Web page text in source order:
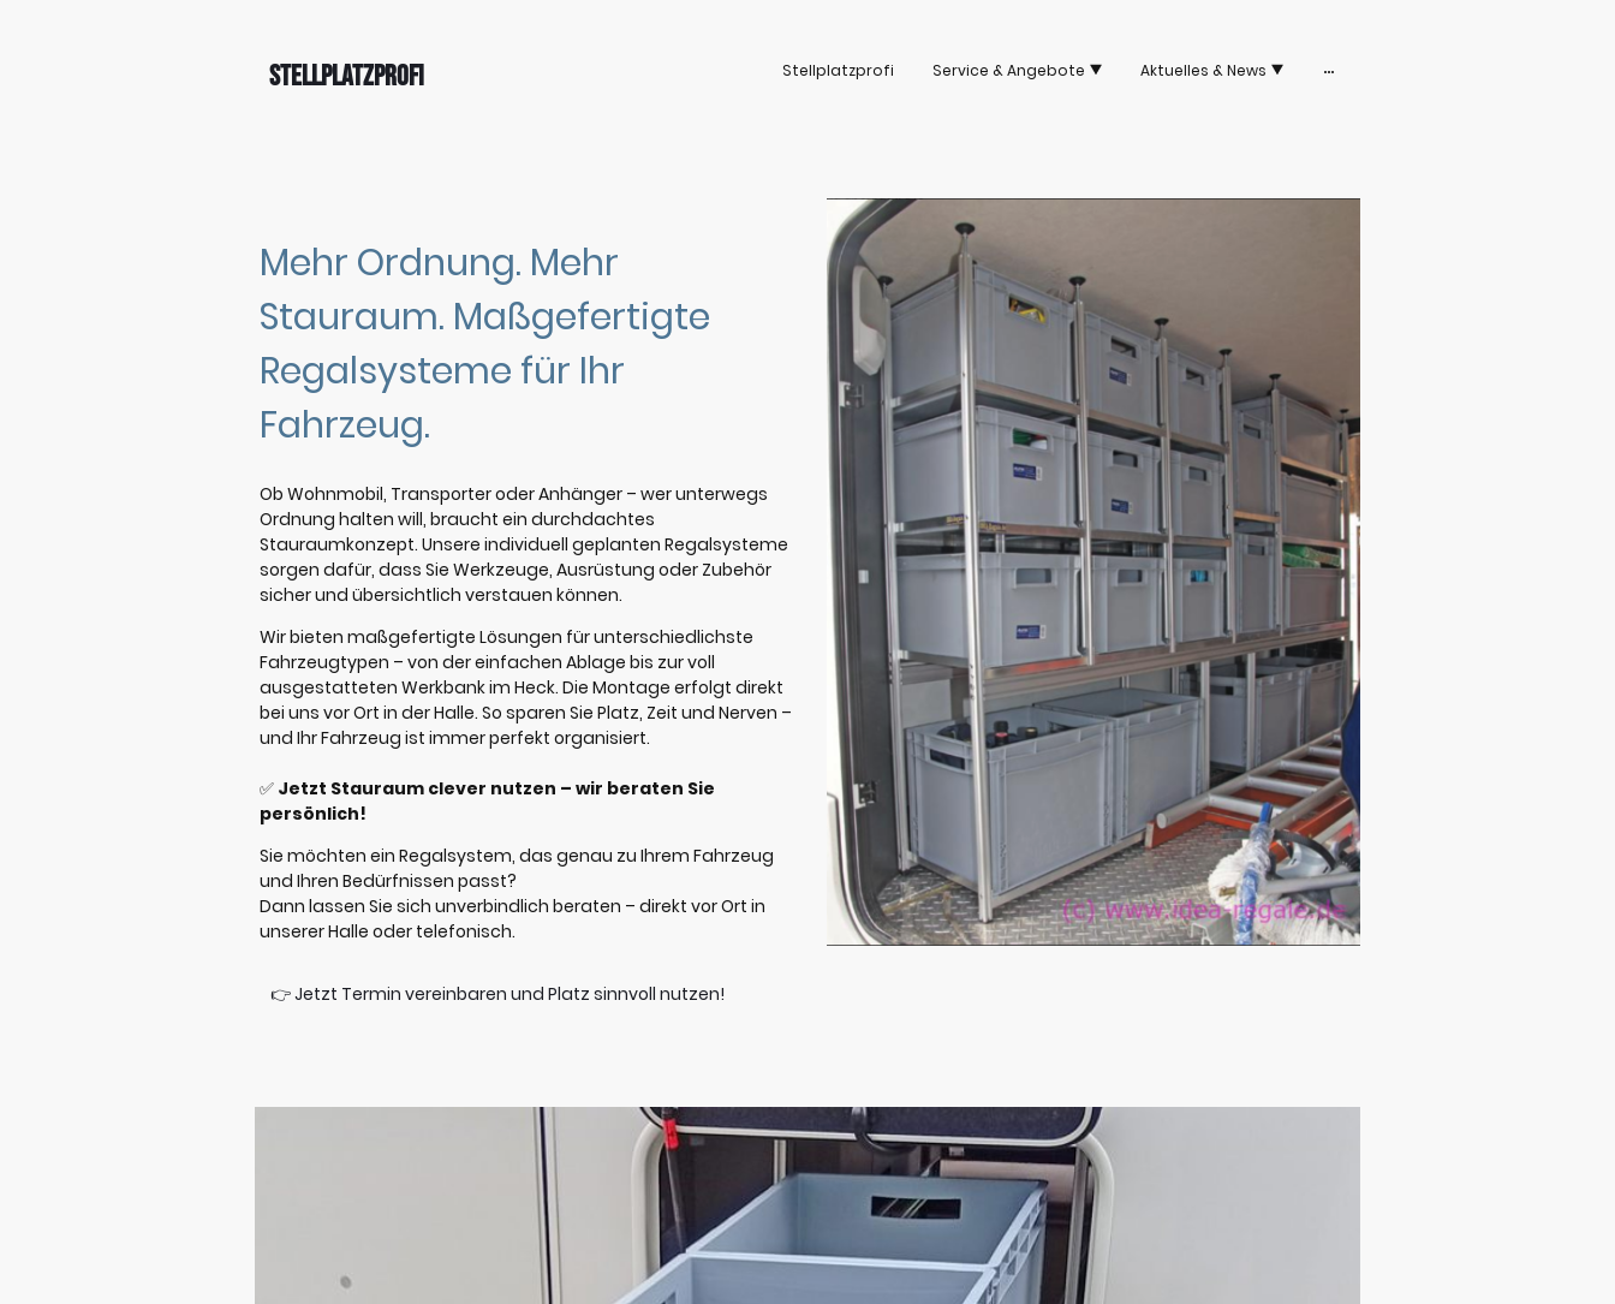
Stellplatzprofi Stellplatzprofi Service & Angebote Aktuelles & News
Mehr Ordnung. Mehr
Stauraum. Maßgefertigte
Regalsysteme für Ihr
Fahrzeug.
Ob Wohnmobil, Transporter oder Anhänger – wer unterwegs
Ordnung halten will, braucht ein durchdachtes
Stauraumkonzept. Unsere individuell geplanten Regalsysteme
sorgen dafür, dass Sie Werkzeuge, Ausrüstung oder Zubehör
sicher und übersichtlich verstauen können.
Wir bieten maßgefertigte Lösungen für unterschiedlichste
Fahrzeugtypen – von der einfachen Ablage bis zur voll
ausgestatteten Werkbank im Heck. Die Montage erfolgt direkt
bei uns vor Ort in der Halle. So sparen Sie Platz, Zeit und Nerven –
und Ihr Fahrzeug ist immer perfekt organisiert.
✅ Jetzt Stauraum clever nutzen – wir beraten Sie
persönlich!
Sie möchten ein Regalsystem, das genau zu Ihrem Fahrzeug
und Ihren Bedürfnissen passt?
Dann lassen Sie sich unverbindlich beraten – direkt vor Ort in
unserer Halle oder telefonisch.
👉 Jetzt Termin vereinbaren und Platz sinnvoll nutzen!